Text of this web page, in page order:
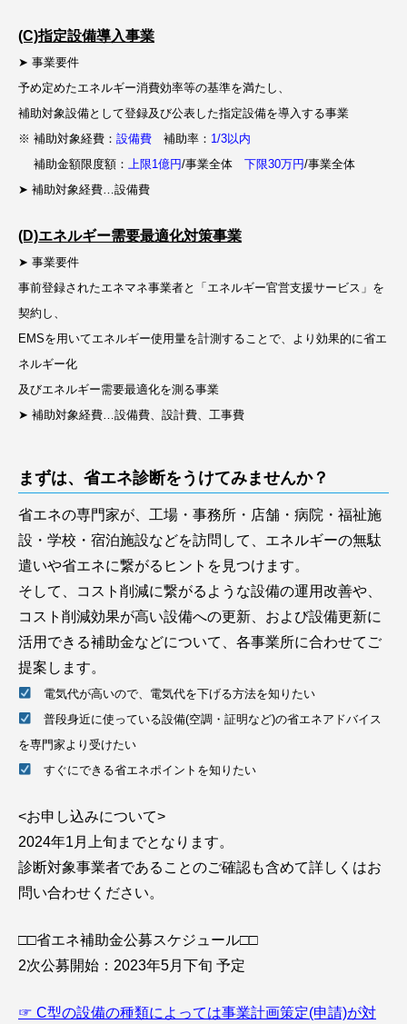
(C)指定設備導入事業
➤ 事業要件
予め定めたエネルギー消費効率等の基準を満たし、
補助対象設備として登録及び公表した指定設備を導入する事業
※ 補助対象経費： 設備費 補助率： 1/3以内
補助金額限度額： 上限1億円/事業全体 下限30万円/事業全体
➤ 補助対象経費…設備費
(D)エネルギー需要最適化対策事業
➤ 事業要件
事前登録されたエネマネ事業者と「エネルギー官営支援サービス」を
契約し、
EMSを用いてエネルギー使用量を計測することで、より効果的に省エ
ネルギー化
及びエネルギー需要最適化を測る事業
➤ 補助対象経費…設備費、設計費、工事費
まずは、省エネ診断をうけてみませんか？
省エネの専門家が、工場・事務所・店舗・病院・福祉施
設・学校・宿泊施設などを訪問して、エネルギーの無駄
遣いや省エネに繋がるヒントを見つけます。
そして、コスト削減に繋がるような設備の運用改善や、
コスト削減効果が高い設備への更新、および設備更新に
活用できる補助金などについて、各事業所に合わせてご
提案します。
電気代が高いので、電気代を下げる方法を知りたい
普段身近に使っている設備(空調・証明など)の省エネアドバイス
を専門家より受けたい
すぐにできる省エネポイントを知りたい
<お申し込みについて>
2024年1月上旬までとなります。
診断対象事業者であることのご確認も含めて詳しくはお
問い合わせください。
□□省エネ補助金公募スケジュール□□
2次公募開始：2023年5月下旬 予定
☞ C型の設備の種類によっては事業計画策定(申請)が対